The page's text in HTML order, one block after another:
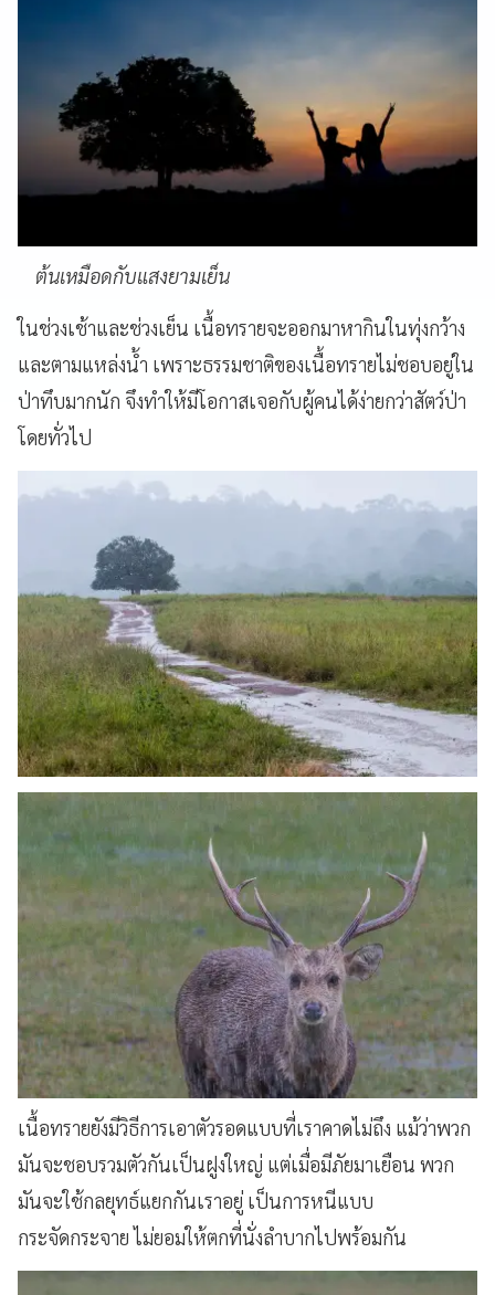
ต้นเหมือดกับแสงยามเย็น
ในช่วงเช้าและช่วงเย็น เนื้อทรายจะออกมาหากินในทุ่งกว้าง
และตามแหล่งน้ำ เพราะธรรมชาติของเนื้อทรายไม่ชอบอยู่ใน
ป่าทึบมากนัก จึงทำให้มีโอกาสเจอกับผู้คนได้ง่ายกว่าสัตว์ป่า
โดยทั่วไป
เนื้อทรายยังมีวิธีการเอาตัวรอดแบบที่เราคาดไม่ถึง แม้ว่าพวก
มันจะชอบรวมตัวกันเป็นฝูงใหญ่ แต่เมื่อมีภัยมาเยือน พวก
มันจะใช้กลยุทธ์แยกกันเราอยู่ เป็นการหนีแบบ
กระจัดกระจาย ไม่ยอมให้ตกที่นั่งลำบากไปพร้อมกัน